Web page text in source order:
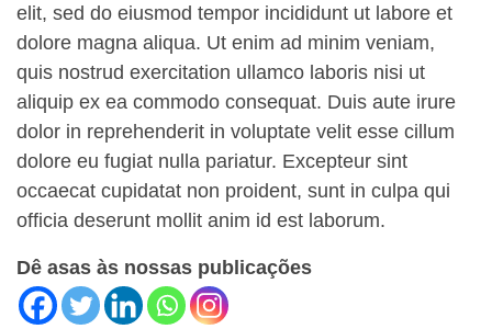
elit, sed do eiusmod tempor incididunt ut labore et
dolore magna aliqua. Ut enim ad minim veniam,
quis nostrud exercitation ullamco laboris nisi ut
aliquip ex ea commodo consequat. Duis aute irure
dolor in reprehenderit in voluptate velit esse cillum
dolore eu fugiat nulla pariatur. Excepteur sint
occaecat cupidatat non proident, sunt in culpa qui
officia deserunt mollit anim id est laborum.
Dê asas às nossas publicações